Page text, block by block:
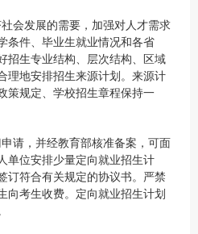
发展的需要，加强对人才需求
条件、毕业生就业情况和各省
招生专业结构、层次结构、区域
理地安排招生来源计划。来源计
策规定、学校招生章程保持一
，并经教育部核准备案，可面
单位安排少量定向就业招生计
订符合有关规定的协议书。严禁
向考生收费。定向就业招生计划